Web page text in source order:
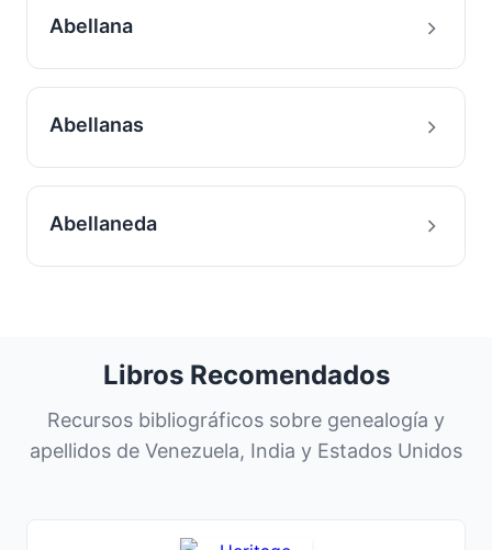
Abellana
Abellanas
Abellaneda
Libros Recomendados
Recursos bibliográficos sobre genealogía y
apellidos de Venezuela, India y Estados Unidos